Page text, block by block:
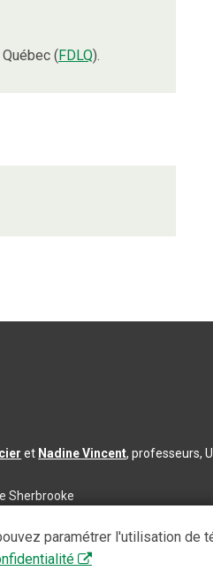
(FDLQ).
et Nadine Vincent, professeurs,
Sherbrooke
paramétrer l'utilisation de